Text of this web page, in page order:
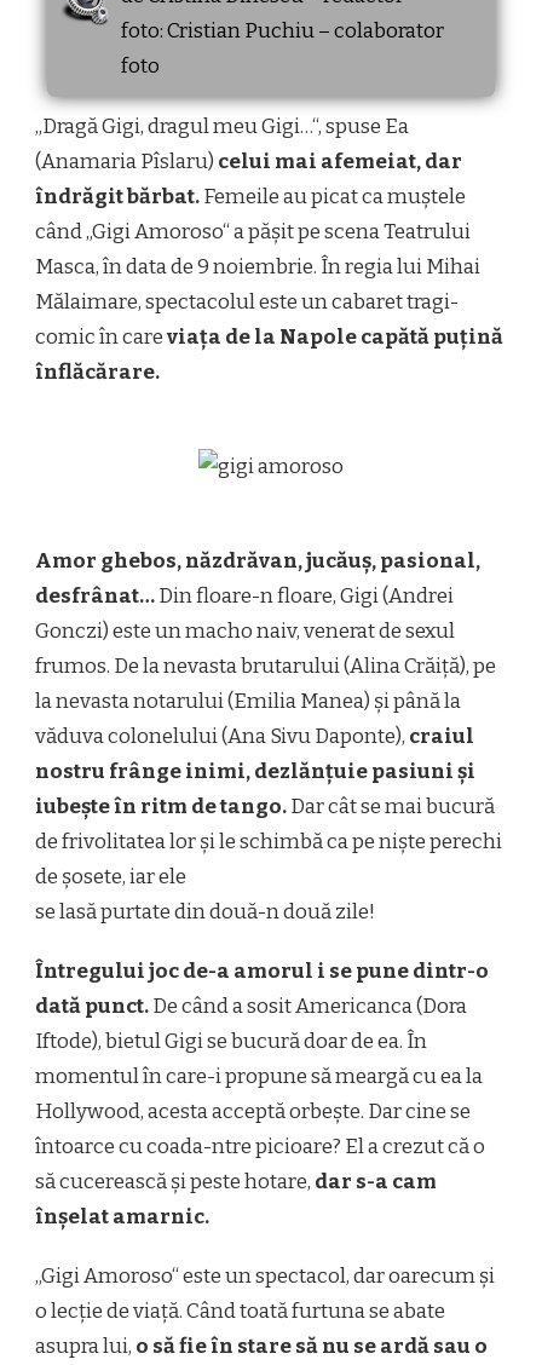
foto: Cristian Puchiu – colaborator
foto
„Dragă Gigi, dragul meu Gigi…“, spuse Ea
(Anamaria Pîslaru) celui mai afemeiat, dar
îndrăgit bărbat.Femeile au picat ca muștele
când „Gigi Amoroso“ a pășit pe scena Teatrului
Masca, în data de 9 noiembrie. În regia lui Mihai
Mălaimare, spectacolul este un cabaret tragi-
comic în careviața de la Napole capătă puțină
înflăcărare.
Amor ghebos, năzdrăvan, jucăuș, pasional,
desfrânat…Din floare-n floare, Gigi (Andrei
Gonczi) este un macho naiv, venerat de sexul
frumos. De la nevasta brutarului (Alina Crăiță), pe
la nevasta notarului (Emilia Manea) și până la
văduva colonelului (Ana Sivu Daponte), craiul
nostru frânge inimi, dezlănțuie pasiuni și
iubește în ritm de tango.Dar cât se mai bucură
de frivolitatea lor și le schimbă ca pe niște perechi
de șosete, iar ele
se lasă purtate din două-n două zile!
Întregului joc de-a amorul i se pune dintr-o
dată punct.De când a sosit Americanca (Dora
Iftode), bietul Gigi se bucură doar de ea. În
momentul în care-i propune să meargă cu ea la
Hollywood, acesta acceptă orbește. Dar cine se
întoarce cu coada-ntre picioare? El a crezut că o
să cucerească și peste hotare, dar s-a cam
înșelat amarnic.
„Gigi Amoroso“ este un spectacol, dar oarecum și
o lecție de viață. Când toată furtuna se abate
asupra lui, o să fie în stare să nu se ardă sau o